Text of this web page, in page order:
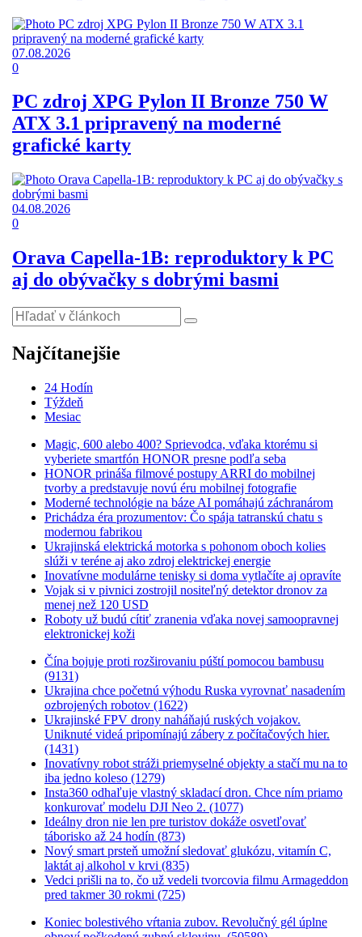
07.08.2026
0
PC zdroj XPG Pylon II Bronze 750 W
ATX 3.1 pripravený na moderné
grafické karty
04.08.2026
0
Orava Capella-1B: reproduktory k PC
aj do obývačky s dobrými basmi
Najčítanejšie
24 Hodín
Týždeň
Mesiac
Magic, 600 alebo 400? Sprievodca, vďaka ktorému si
vyberiete smartfón HONOR presne podľa seba
HONOR prináša filmové postupy ARRI do mobilnej
tvorby a predstavuje novú éru mobilnej fotografie
Moderné technológie na báze AI pomáhajú záchranárom
Prichádza éra prozumentov: Čo spája tatranskú chatu s
modernou fabrikou
Ukrajinská elektrická motorka s pohonom oboch kolies
slúži v teréne aj ako zdroj elektrickej energie
Inovatívne modulárne tenisky si doma vytlačíte aj opravíte
Vojak si v pivnici zostrojil nositeľný detektor dronov za
menej než 120 USD
Roboty už budú cítiť zranenia vďaka novej samoopravnej
elektronickej koži
Čína bojuje proti rozširovaniu púští pomocou bambusu
(9131)
Ukrajina chce početnú výhodu Ruska vyrovnať nasadením
ozbrojených robotov (1622)
Ukrajinské FPV drony naháňajú ruských vojakov.
Uniknuté videá pripomínajú zábery z počítačových hier.
(1431)
Inovatívny robot stráži priemyselné objekty a stačí mu na to
iba jedno koleso (1279)
Insta360 odhaľuje vlastný skladací dron. Chce ním priamo
konkurovať modelu DJI Neo 2. (1077)
Ideálny dron nie len pre turistov dokáže osvetľovať
táborisko až 24 hodín (873)
Nový smart prsteň umožní sledovať glukózu, vitamín C,
laktát aj alkohol v krvi (835)
Vedci prišli na to, čo už vedeli tvorcovia filmu Armageddon
pred takmer 30 rokmi (725)
Koniec bolestivého vŕtania zubov. Revolučný gél úplne